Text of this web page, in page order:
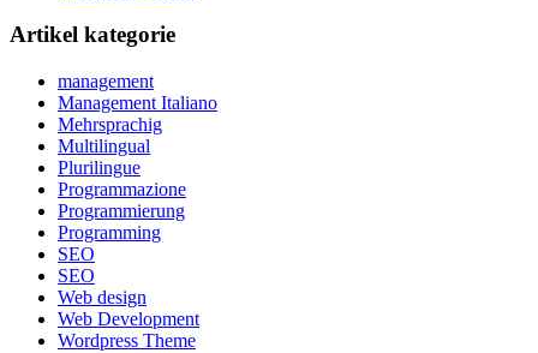
Artikel kategorie
management
Management Italiano
Mehrsprachig
Multilingual
Plurilingue
Programmazione
Programmierung
Programming
SEO
SEO
Web design
Web Development
Wordpress Theme